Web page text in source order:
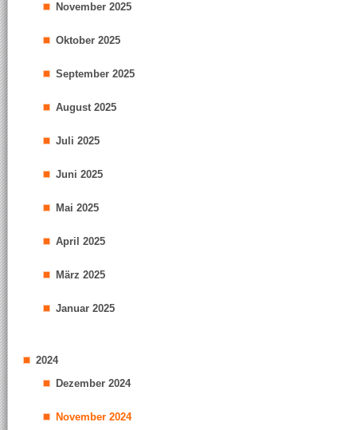
November 2025
Oktober 2025
September 2025
August 2025
Juli 2025
Juni 2025
Mai 2025
April 2025
März 2025
Januar 2025
2024
Dezember 2024
November 2024